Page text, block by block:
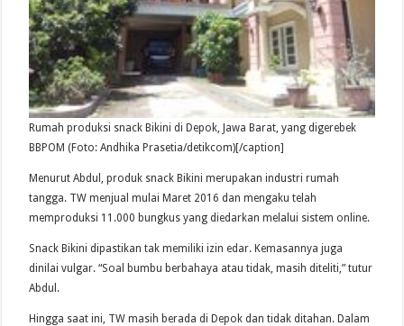
Rumah produksi snack Bikini di Depok, Jawa Barat, yang digerebek
BBPOM (Foto: Andhika Prasetia/detikcom)[/caption]
Menurut Abdul, produk snack Bikini merupakan industri rumah
tangga. TW menjual mulai Maret 2016 dan mengaku telah
memproduksi 11.000 bungkus yang diedarkan melalui sistem online.
Snack Bikini dipastikan tak memiliki izin edar. Kemasannya juga
dinilai vulgar. “Soal bumbu berbahaya atau tidak, masih diteliti,” tutur
Abdul.
Hingga saat ini, TW masih berada di Depok dan tidak ditahan. Dalam